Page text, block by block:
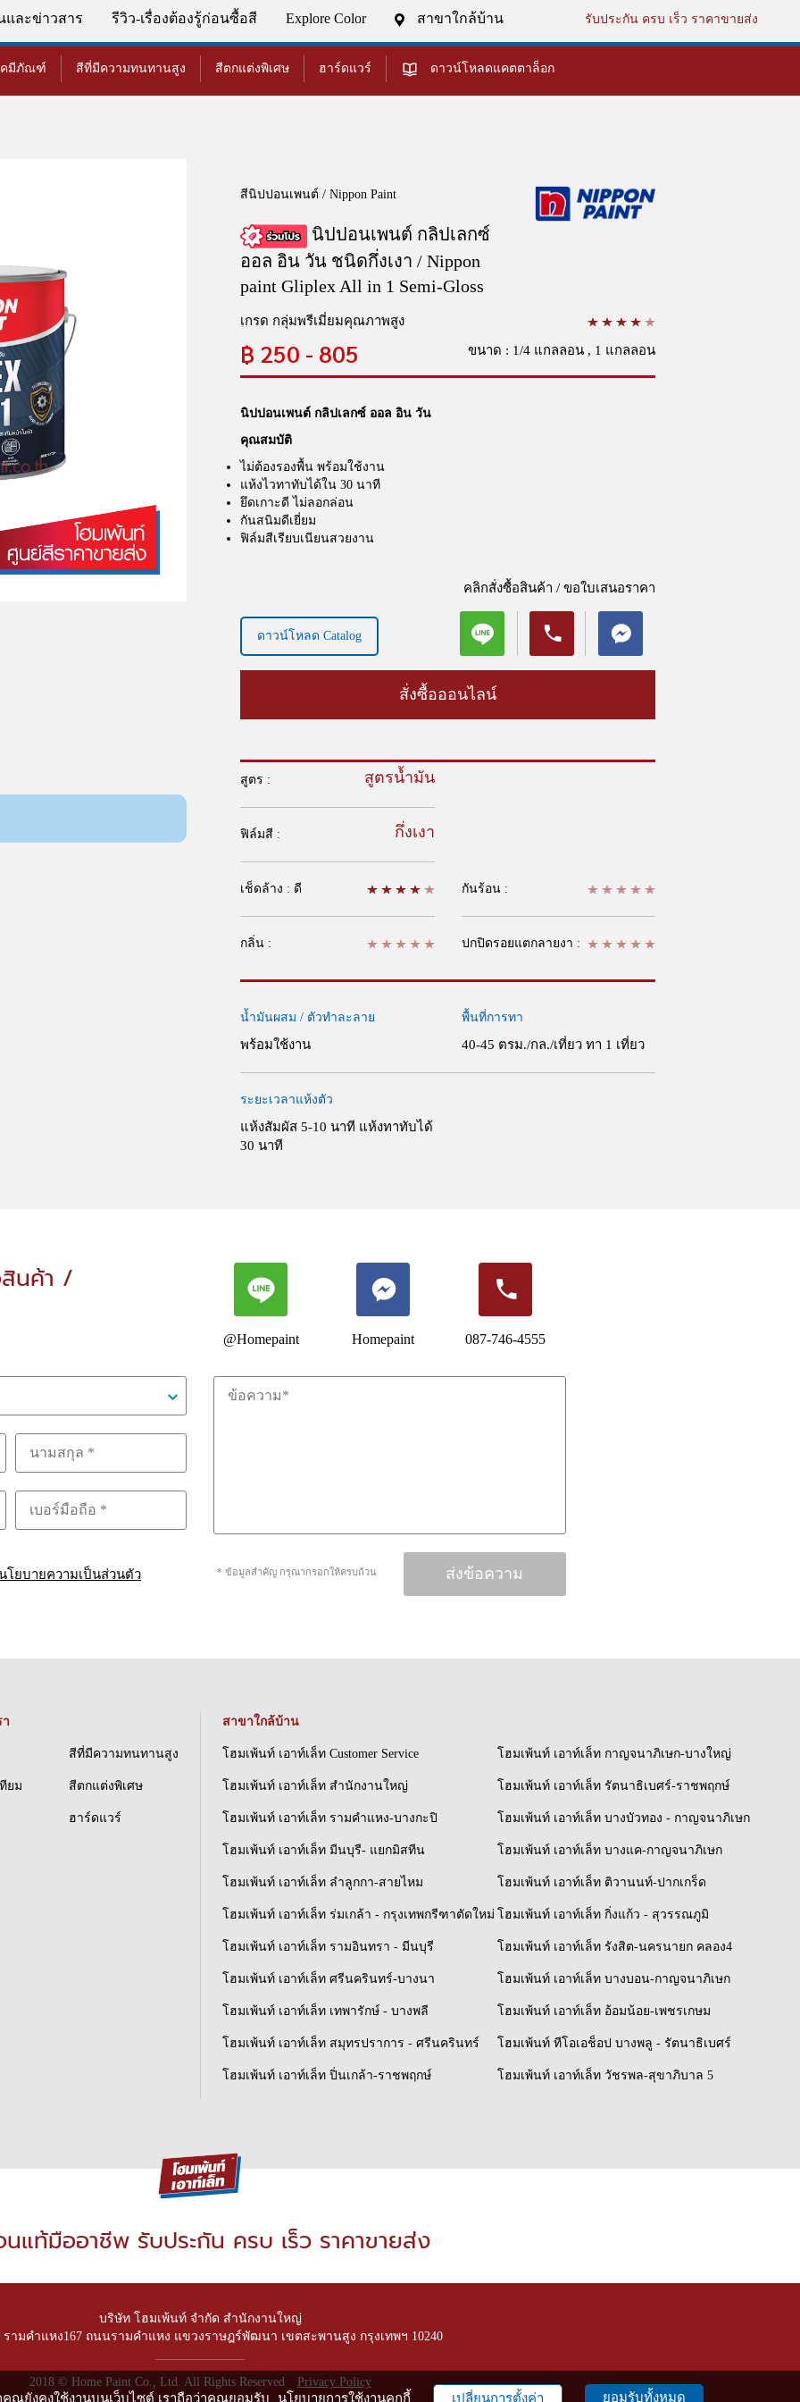
และข่าวสาร รีวิว-เรื่องต้องรู้ก่อนซื้อสี Explore Color สาขาใกล้บ้าน รับประกัน ครบ เร็ว ราคาขายส่ง
คมีภัณฑ์ สีที่มีความทนทานสูง สีตกแต่งพิเศษ ฮาร์ดแวร์ ดาวน์โหลดแคตตาล็อก
สีนิปปอนเพนต์ / Nippon Paint
นิปปอนเพนต์ กลิปเลกซ์
ออล อิน วัน ชนิดกึ่งเงา / Nippon
paint Gliplex All in 1 Semi-Gloss
เกรด กลุ่มพรีเมี่ยมคุณภาพสูง
฿ 250 - 805 ขนาด : 1/4 แกลลอน , 1 แกลลอน
นิปปอนเพนต์ กลิปเลกซ์ ออล อิน วัน
คุณสมบัติ
ไม่ต้องรองพื้น พร้อมใช้งาน
แห้งไวทาทับได้ใน 30 นาที
ยึดเกาะดี ไม่ลอกล่อน
กันสนิมดีเยี่ยม
ฟิล์มสีเรียบเนียนสวยงาน
คลิกสั่งซื้อสินค้า / ขอใบเสนอราคา
ดาวน์โหลด Catalog
สั่งซื้อออนไลน์
สูตร : สูตรน้ำมัน
ฟิล์มสี : กึ่งเงา
เช็ดล้าง : ดี กันร้อน :
กลิ่น : ปกปิดรอยแตกลายงา :
น้ำมันผสม / ตัวทำละลาย
พร้อมใช้งาน
พื้นที่การทา
40-45 ตรม./กล./เที่ยว ทา 1 เที่ยว
ระยะเวลาแห้งตัว
แห้งสัมผัส 5-10 นาที แห้งทาทับได้
30 นาที
นค้า /
@Homepaint Homepaint 087-746-4555
โยบายความเป็นส่วนตัว * ข้อมูลสำคัญ กรุณากรอกให้ครบถ้วน
ยม
สีที่มีความทนทานสูง
สีตกแต่งพิเศษ
ฮาร์ดแวร์
สาขาใกล้บ้าน
โฮมเพ้นท์ เอาท์เล็ท Customer Service
โฮมเพ้นท์ เอาท์เล็ท สำนักงานใหญ่
โฮมเพ้นท์ เอาท์เล็ท รามคำแหง-บางกะปิ
โฮมเพ้นท์ เอาท์เล็ท มีนบุรี- แยกมิสทีน
โฮมเพ้นท์ เอาท์เล็ท ลำลูกกา-สายไหม
โฮมเพ้นท์ เอาท์เล็ท ร่มเกล้า - กรุงเทพกรีฑาตัดใหม่
โฮมเพ้นท์ เอาท์เล็ท รามอินทรา - มีนบุรี
โฮมเพ้นท์ เอาท์เล็ท ศรีนครินทร์-บางนา
โฮมเพ้นท์ เอาท์เล็ท เทพารักษ์ - บางพลี
โฮมเพ้นท์ เอาท์เล็ท สมุทรปราการ - ศรีนครินทร์
โฮมเพ้นท์ เอาท์เล็ท ปิ่นเกล้า-ราชพฤกษ์
โฮมเพ้นท์ เอาท์เล็ท กาญจนาภิเษก-บางใหญ่
โฮมเพ้นท์ เอาท์เล็ท รัตนาธิเบศร์-ราชพฤกษ์
โฮมเพ้นท์ เอาท์เล็ท บางบัวทอง - กาญจนาภิเษก
โฮมเพ้นท์ เอาท์เล็ท บางแค-กาญจนาภิเษก
โฮมเพ้นท์ เอาท์เล็ท ติวานนท์-ปากเกร็ด
โฮมเพ้นท์ เอาท์เล็ท กิ่งแก้ว - สุวรรณภูมิ
โฮมเพ้นท์ เอาท์เล็ท รังสิต-นครนายก คลอง4
โฮมเพ้นท์ เอาท์เล็ท บางบอน-กาญจนาภิเษก
โฮมเพ้นท์ เอาท์เล็ท อ้อมน้อย-เพชรเกษม
โฮมเพ้นท์ ทีโอเอช็อป บางพลู - รัตนาธิเบศร์
โฮมเพ้นท์ เอาท์เล็ท วัชรพล-สุขาภิบาล 5
นแท้มืออาชีพ รับประกัน ครบ เร็ว ราคาขายส่ง
บริษัท โฮมเพ้นท์ จำกัด สำนักงานใหญ่
รามคำแหง167 ถนนรามคำแหง แขวงราษฎร์พัฒนา เขตสะพานสูง กรุงเทพฯ 10240
2018 © Home Paint Co., Ltd. All Rights Reserved Privacy Policy
ยังคงใช้งานบนเว็บไซต์ เราถือว่าคุณยอมรับ นโยบายการใช้งานคุกกี้ เปลี่ยนการตั้งค่า ยอมรับทั้งหมด